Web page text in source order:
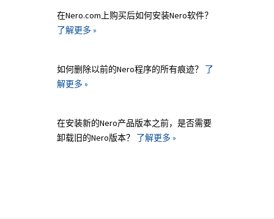
在Nero.com上购买后如何安装Nero软件？
了解更多 »
如何删除以前的Nero程序的所有痕迹？
了
解更多 »
在安装新的Nero产品版本之前，是否需要
卸载旧的Nero版本？
了解更多 »